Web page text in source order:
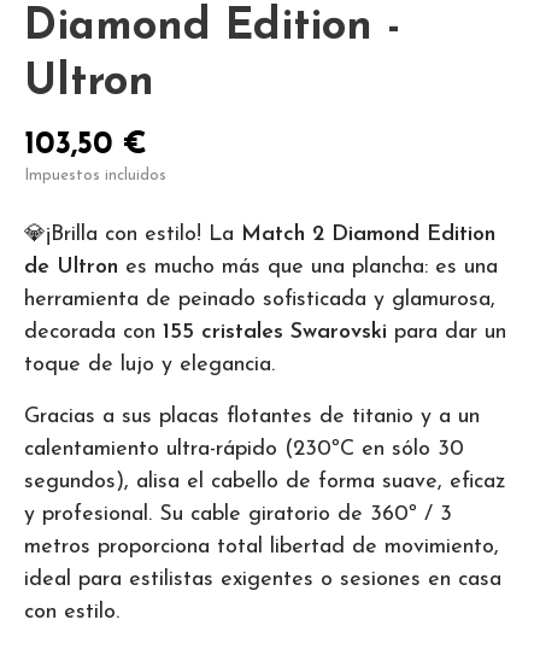
Diamond Edition -
Ultron
103,50 €
Impuestos incluidos
💎¡Brilla con estilo! La Match 2 Diamond Edition
de Ultron es mucho más que una plancha: es una
herramienta de peinado sofisticada y glamurosa,
decorada con 155 cristales Swarovski para dar un
toque de lujo y elegancia.
Gracias a sus placas flotantes de titanio y a un
calentamiento ultra-rápido (230ºC en sólo 30
segundos), alisa el cabello de forma suave, eficaz
y profesional. Su cable giratorio de 360º / 3
metros proporciona total libertad de movimiento,
ideal para estilistas exigentes o sesiones en casa
con estilo.